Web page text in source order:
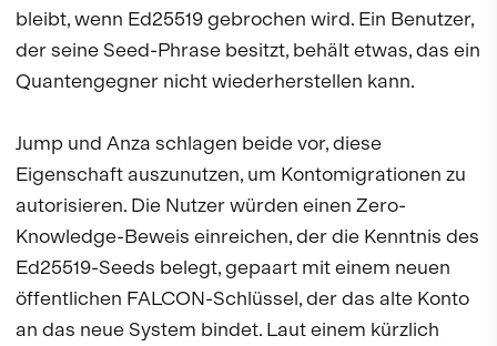
bleibt, wenn Ed25519 gebrochen wird. Ein Benutzer,
der seine Seed-Phrase besitzt, behält etwas, das ein
Quantengegner nicht wiederherstellen kann.
Jump und Anza schlagen beide vor, diese
Eigenschaft auszunutzen, um Kontomigrationen zu
autorisieren. Die Nutzer würden einen Zero-
Knowledge-Beweis einreichen, der die Kenntnis des
Ed25519-Seeds belegt, gepaart mit einem neuen
öffentlichen FALCON-Schlüssel, der das alte Konto
an das neue System bindet. Laut einem kürzlich